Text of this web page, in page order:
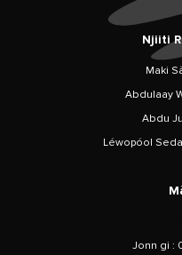
Njiiti
Maki
Abdulaay
Abdu
Léwopóol
Jonn gi :